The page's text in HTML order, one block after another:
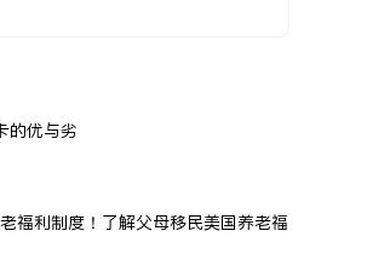
的优与劣
福利制度！了解父母移民美国养老福